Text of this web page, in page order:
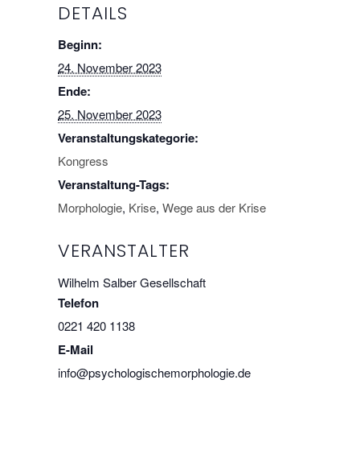
DETAILS
Beginn:
24. November 2023
Ende:
25. November 2023
Veranstaltungskategorie:
Kongress
Veranstaltung-Tags:
Morphologie, Krise, Wege aus der Krise
VERANSTALTER
Wilhelm Salber Gesellschaft
Telefon
0221 420 1138
E-Mail
info@psychologischemorphologie.de